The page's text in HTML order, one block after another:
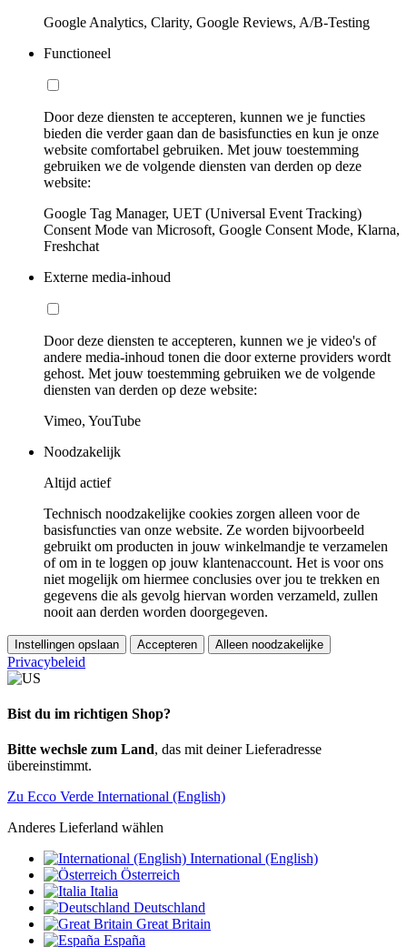
Google Analytics, Clarity, Google Reviews, A/B-Testing
Functioneel
Door deze diensten te accepteren, kunnen we je functies
bieden die verder gaan dan de basisfuncties en kun je onze
website comfortabel gebruiken. Met jouw toestemming
gebruiken we de volgende diensten van derden op deze
website:
Google Tag Manager, UET (Universal Event Tracking)
Consent Mode van Microsoft, Google Consent Mode, Klarna,
Freshchat
Externe media-inhoud
Door deze diensten te accepteren, kunnen we je video's of
andere media-inhoud tonen die door externe providers wordt
gehost. Met jouw toestemming gebruiken we de volgende
diensten van derden op deze website:
Vimeo, YouTube
Noodzakelijk
Altijd actief
Technisch noodzakelijke cookies zorgen alleen voor de
basisfuncties van onze website. Ze worden bijvoorbeeld
gebruikt om producten in jouw winkelmandje te verzamelen
of om in te loggen op jouw klantenaccount. Het is voor ons
niet mogelijk om hiermee conclusies over jou te trekken en
gegevens die als gevolg hiervan worden verzameld, zullen
nooit aan derden worden doorgegeven.
Instellingen opslaan Accepteren Alleen noodzakelijke
Privacybeleid
Bist du im richtigen Shop?
Bitte wechsle zum Land, das mit deiner Lieferadresse
übereinstimmt.
Zu Ecco Verde International (English)
Anderes Lieferland wählen
International (English)
Österreich
Italia
Deutschland
Great Britain
España